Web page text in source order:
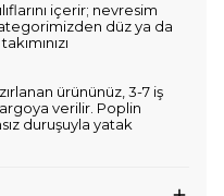
içerir; nevresim
düz ya da
ürününüz, 3-7 iş
verilir. Poplin
duruşuyla yatak